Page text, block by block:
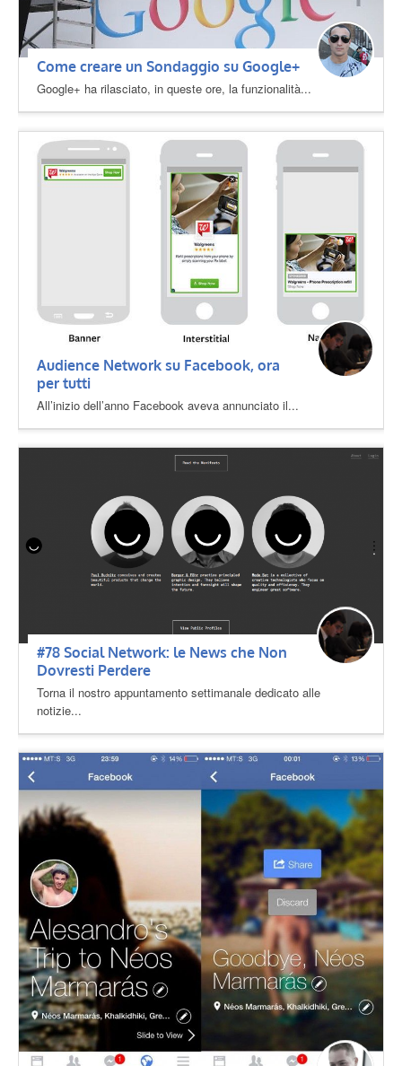
Come creare un Sondaggio su Google+
Google+ ha rilasciato, in queste ore, la funzionalità...
Audience Network su Facebook, ora
per tutti
All’inizio dell’anno Facebook aveva annunciato il...
#78 Social Network: le News che Non
Dovresti Perdere
Torna il nostro appuntamento settimanale dedicato alle
notizie...